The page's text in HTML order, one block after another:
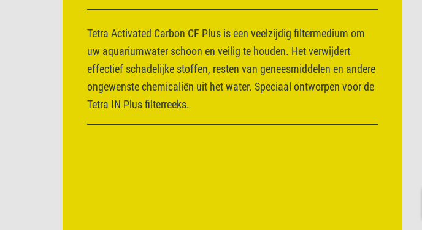
Tetra Activated Carbon CF Plus is een veelzijdig filtermedium om
uw aquariumwater schoon en veilig te houden. Het verwijdert
effectief schadelijke stoffen, resten van geneesmiddelen en andere
ongewenste chemicaliën uit het water. Speciaal ontworpen voor de
Tetra IN Plus filterreeks.